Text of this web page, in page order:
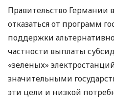
Правительство Германии
отказаться от программ
поддержки
частности выплаты
«зеленых»
значительными
эти цели и низкой